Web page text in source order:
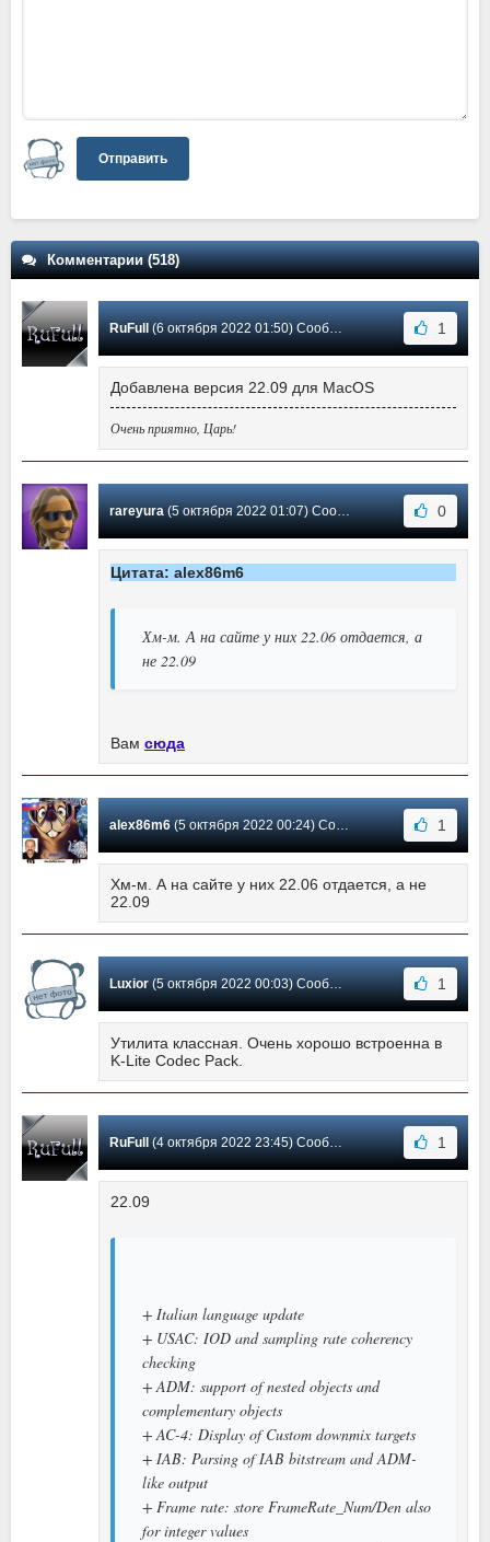
Отправить
Комментарии (518)
RuFull (6 октября 2022 01:50) Сообщение #403 1
Добавлена версия 22.09 для MacOS
Очень приятно, Царь!
rareyura(5 октября 2022 01:07) Сообщение #402 0
Цитата: alex86m6
Хм-м. А на сайте у них 22.06 отдается, а
не 22.09
Вам сюда
alex86m6(5 октября 2022 00:24) Сообщение #401 1
Хм-м. А на сайте у них 22.06 отдается, а не
22.09
Luxior(5 октября 2022 00:03) Сообщение #400 1
Утилита классная. Очень хорошо встроенна в
K-Lite Codec Pack.
RuFull (4 октября 2022 23:45) Сообщение #399 1
22.09
+ Italian language update
+ USAC: IOD and sampling rate coherency
checking
+ ADM: support of nested objects and
complementary objects
+ AC-4: Display of Custom downmix targets
+ IAB: Parsing of IAB bitstream and ADM-
like output
+ Frame rate: store FrameRate_Num/Den also
for integer values